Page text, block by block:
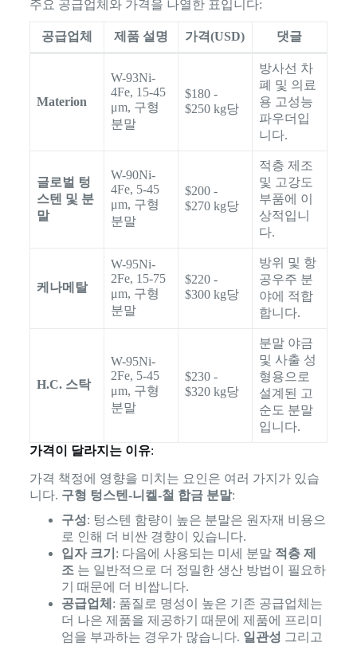
주요 공급업체와 가격을 나열한 표입니다:
공급업체 제품 설명 가격(USD) 댓글
Materion
W-93Ni-
4Fe, 15-45
μm, 구형
분말
$180 -
$250 kg당
방사선 차
폐 및 의료
용 고성능
파우더입
니다.
글로벌 텅
스텐 및 분
말
W-90Ni-
4Fe, 5-45
μm, 구형
분말
$200 -
$270 kg당
적층 제조
및 고강도
부품에 이
상적입니
다.
케나메탈
W-95Ni-
2Fe, 15-75
μm, 구형
분말
$220 -
$300 kg당
방위 및 항
공우주 분
야에 적합
합니다.
H.C. 스탁
W-95Ni-
2Fe, 5-45
μm, 구형
분말
$230 -
$320 kg당
분말 야금
및 사출 성
형용으로
설계된 고
순도 분말
입니다.
가격이 달라지는 이유:
가격 책정에 영향을 미치는 요인은 여러 가지가 있습
니다. 구형 텅스텐-니켈-철 합금 분말:
구성: 텅스텐 함량이 높은 분말은 원자재 비용으
로 인해 더 비싼 경향이 있습니다.
입자 크기 : 다음에 사용되는 미세 분말 적층 제
조 는 일반적으로 더 정밀한 생산 방법이 필요하
기 때문에 더 비쌉니다.
공급업체 : 품질로 명성이 높은 기존 공급업체는
더 나은 제품을 제공하기 때문에 제품에 프리미
엄을 부과하는 경우가 많습니다. 일관성 그리고